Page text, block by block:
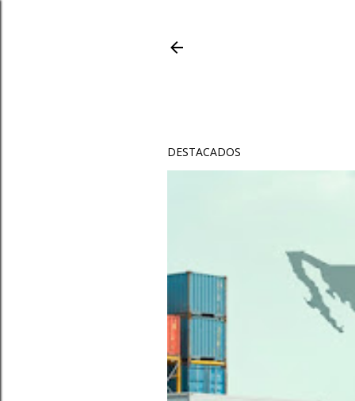
DESTACADOS